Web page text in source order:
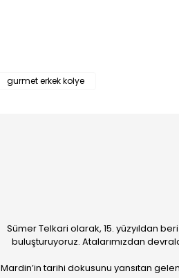
gurmet erkek kolye
Sümer Telkari olarak, 15. yüzyıldan
buluşturuyoruz. Atalarımızdan
Mardin’in tarihi dokusunu yansıtan